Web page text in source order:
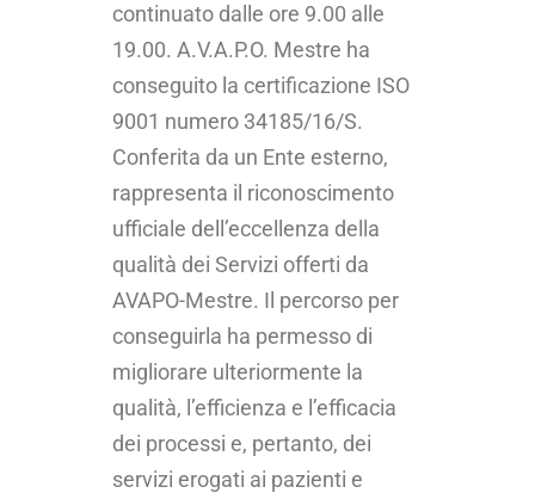
continuato dalle ore 9.00 alle
19.00. A.V.A.P.O. Mestre ha
conseguito la certificazione ISO
9001 numero 34185/16/S.
Conferita da un Ente esterno,
rappresenta il riconoscimento
ufficiale dell’eccellenza della
qualità dei Servizi offerti da
AVAPO-Mestre. Il percorso per
conseguirla ha permesso di
migliorare ulteriormente la
qualità, l’efficienza e l’efficacia
dei processi e, pertanto, dei
servizi erogati ai pazienti e